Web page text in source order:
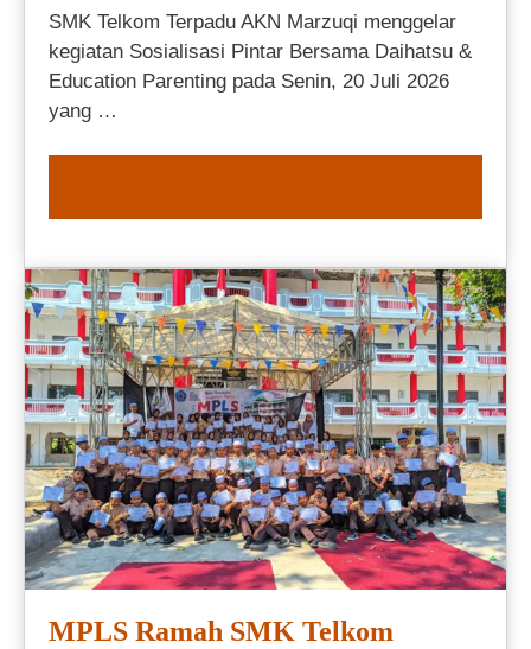
SMK Telkom Terpadu AKN Marzuqi menggelar
kegiatan Sosialisasi Pintar Bersama Daihatsu &
Education Parenting pada Senin, 20 Juli 2026
yang …
MPLS Ramah SMK Telkom